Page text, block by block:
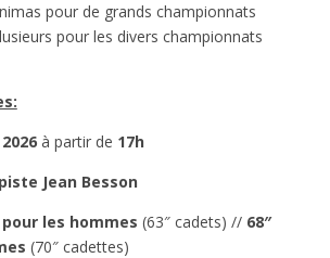
pour de grands championnats
pour les divers championnats
à partir de 17h
piste Jean Besson
pour les hommes (63″ cadets) //68″
(70″ cadettes)